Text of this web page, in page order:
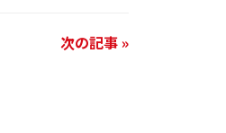
次の記事 »